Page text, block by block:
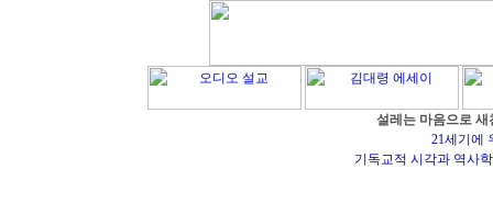
설레는 마음으로
21세기에
기독교적 시각과 역사